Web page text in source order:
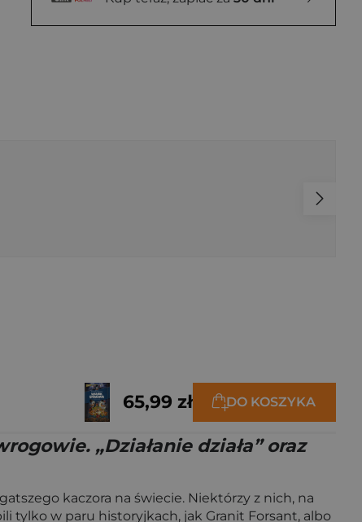
65,99 zł DO KOSZYKA
„Działanie działa” oraz
kaczora na świecie. Niektórzy z nich, na
tylko w paru historyjkach, jak Granit Forsant, albo